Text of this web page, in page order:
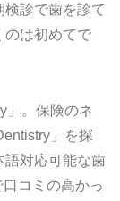
診で歯を診て
のは初めてで
」。保険のネ
」を探
語対応可能な歯
コミの高かっ